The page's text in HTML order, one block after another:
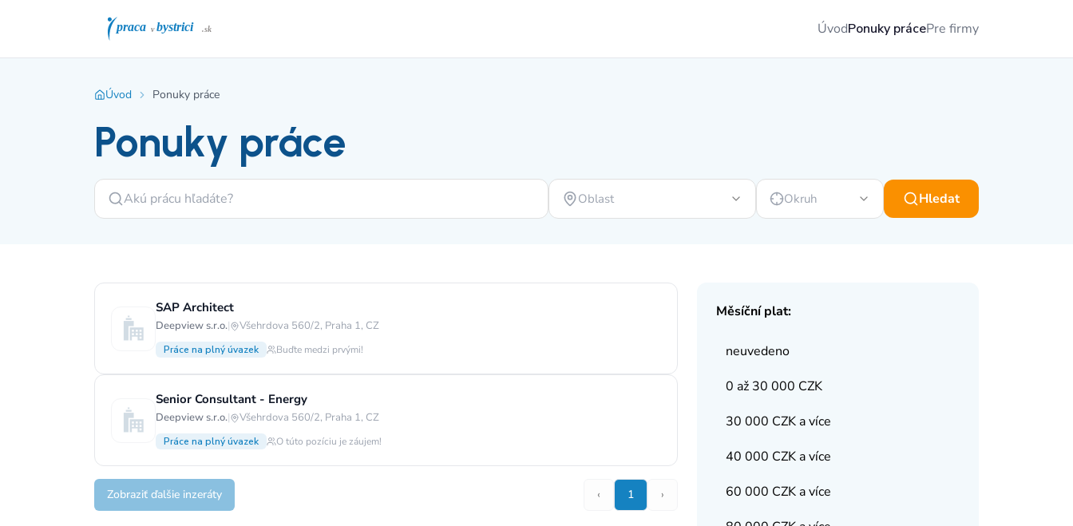
ÚvodPonuky prácePre firmy
Úvod Ponuky práce
Ponuky práce
Oblast Okruh Hledat
SAP Architect
Deepview s.r.o.| Všehrdova 560/2, Praha 1, CZ
Práce na plný úvazek Buďte medzi prvými!
Senior Consultant - Energy
Deepview s.r.o.| Všehrdova 560/2, Praha 1, CZ
Práce na plný úvazek O túto pozíciu je záujem!
Zobraziť ďalšie inzeráty ‹ 1 ›
Měsíční plat:
neuvedeno
0 až 30 000 CZK
30 000 CZK a více
40 000 CZK a více
60 000 CZK a více